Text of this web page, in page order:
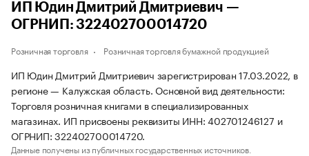
ИП Юдин Дмитрий Дмитриевич —
ОГРНИП: 322402700014720
Розничная торговля Розничная торговля бумажной продукцией
ИП Юдин Дмитрий Дмитриевич зарегистрирован 17.03.2022, в
регионе — Калужская область. Основной вид деятельности:
Торговля розничная книгами в специализированных
магазинах. ИП присвоены реквизиты ИНН: 402701246127 и
ОГРНИП: 322402700014720.
Данные получены из публичных государственных источников.